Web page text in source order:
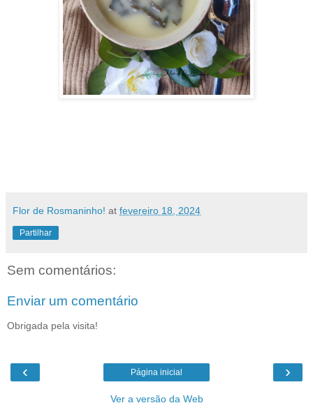
Flor de Rosmaninho! at fevereiro 18, 2024
Partilhar
Sem comentários:
Enviar um comentário
Obrigada pela visita!
‹ ›
Página inicial
Ver a versão da Web